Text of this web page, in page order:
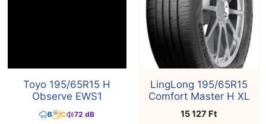
Toyo 195/65R15 H
Observe EWS1
B C 72 dB
LingLong 195/65R15
Comfort Master H XL
15 127 Ft